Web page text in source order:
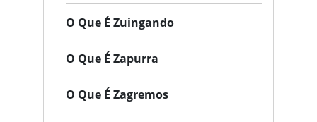
O Que É Zuingando
O Que É Zapurra
O Que É Zagremos